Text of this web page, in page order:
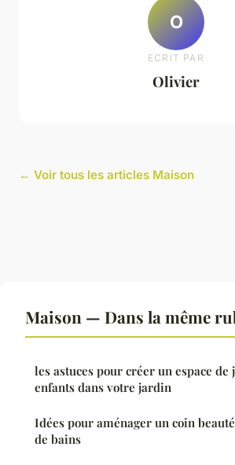
O
ECRIT PAR
Olivier
← Voir tous les articles Maison
Maison — Dans la même
les astuces pour créer un espace de
enfants dans votre jardin
Idées pour aménager un coin
de bains